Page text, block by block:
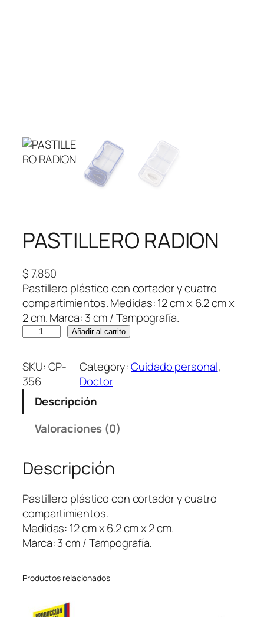
PASTILLERO RADION
$7.850
Pastillero plástico con cortador y cuatro
compartimientos. Medidas: 12 cm x 6.2 cm x
2 cm. Marca: 3 cm / Tampografía.
S
T
I
O
R
A
D
I
O
a
Añadir al carrito
SKU:CP-
356
Category:Cuidado personal
Doctor
Descripción
Valoraciones (0)
Descripción
Pastillero plástico con cortador y cuatro
compartimientos.
Medidas: 12 cm x 6.2 cm x 2 cm.
Marca: 3 cm / Tampografía.
Productos relacionados